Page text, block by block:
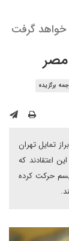
خواهد گرفت
مصر
برگزیده
تمایل تهران
اعتقادند که
حرکت کرده